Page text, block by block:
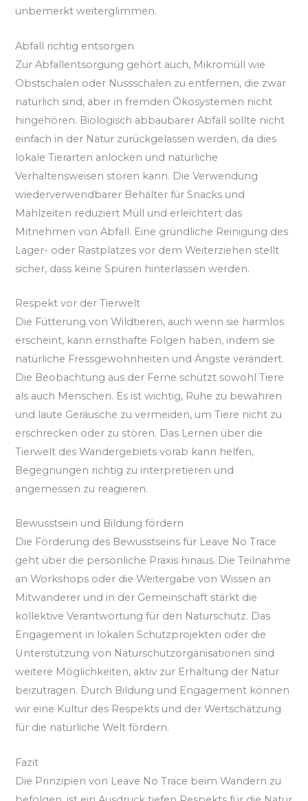
unbemerkt weiterglimmen.
Abfall richtig entsorgen
Zur Abfallentsorgung gehört auch, Mikromüll wie
Obstschalen oder Nussschalen zu entfernen, die zwar
natürlich sind, aber in fremden Ökosystemen nicht
hingehören. Biologisch abbaubarer Abfall sollte nicht
einfach in der Natur zurückgelassen werden, da dies
lokale Tierarten anlocken und natürliche
Verhaltensweisen stören kann. Die Verwendung
wiederverwendbarer Behälter für Snacks und
Mahlzeiten reduziert Müll und erleichtert das
Mitnehmen von Abfall. Eine gründliche Reinigung des
Lager- oder Rastplatzes vor dem Weiterziehen stellt
sicher, dass keine Spuren hinterlassen werden.
Respekt vor der Tierwelt
Die Fütterung von Wildtieren, auch wenn sie harmlos
erscheint, kann ernsthafte Folgen haben, indem sie
natürliche Fressgewohnheiten und Ängste verändert.
Die Beobachtung aus der Ferne schützt sowohl Tiere
als auch Menschen. Es ist wichtig, Ruhe zu bewahren
und laute Geräusche zu vermeiden, um Tiere nicht zu
erschrecken oder zu stören. Das Lernen über die
Tierwelt des Wandergebiets vorab kann helfen,
Begegnungen richtig zu interpretieren und
angemessen zu reagieren.
Bewusstsein und Bildung fördern
Die Förderung des Bewusstseins für Leave No Trace
geht über die persönliche Praxis hinaus. Die Teilnahme
an Workshops oder die Weitergabe von Wissen an
Mitwanderer und in der Gemeinschaft stärkt die
kollektive Verantwortung für den Naturschutz. Das
Engagement in lokalen Schutzprojekten oder die
Unterstützung von Naturschutzorganisationen sind
weitere Möglichkeiten, aktiv zur Erhaltung der Natur
beizutragen. Durch Bildung und Engagement können
wir eine Kultur des Respekts und der Wertschätzung
für die natürliche Welt fördern.
Fazit
Die Prinzipien von Leave No Trace beim Wandern zu